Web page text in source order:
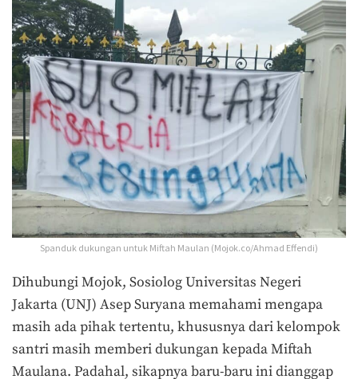
Spanduk dukungan untuk Miftah Maulan (Mojok.co/Ahmad Effendi)
Dihubungi Mojok, Sosiolog Universitas Negeri
Jakarta (UNJ) Asep Suryana memahami mengapa
masih ada pihak tertentu, khususnya dari kelompok
santri masih memberi dukungan kepada Miftah
Maulana. Padahal, sikapnya baru-baru ini dianggap